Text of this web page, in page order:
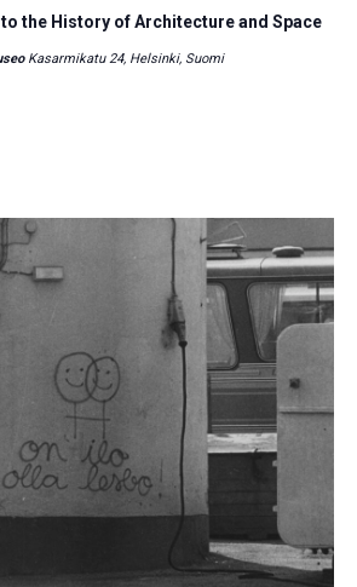
to the History of Architecture and Space
Kasarmikatu 24, Helsinki, Suomi